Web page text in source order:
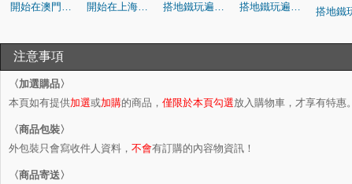
開始在澳門自助旅行(全新第五版) 開始在上海自助旅行：附蘇州．杭州．迪 士尼（2026～2027年新第七版） 搭地鐵玩遍上海（新第九版） 搭地鐵玩遍香港（新第五版）
注意事項
〈加選購品〉
本頁如有提供加選或加購的商品， 僅限於本頁勾選放入購物車，才享有特惠。
〈商品包裝〉
外包裝只會寫收件人資料， 不會有訂購的內容物資訊！
〈商品寄送〉